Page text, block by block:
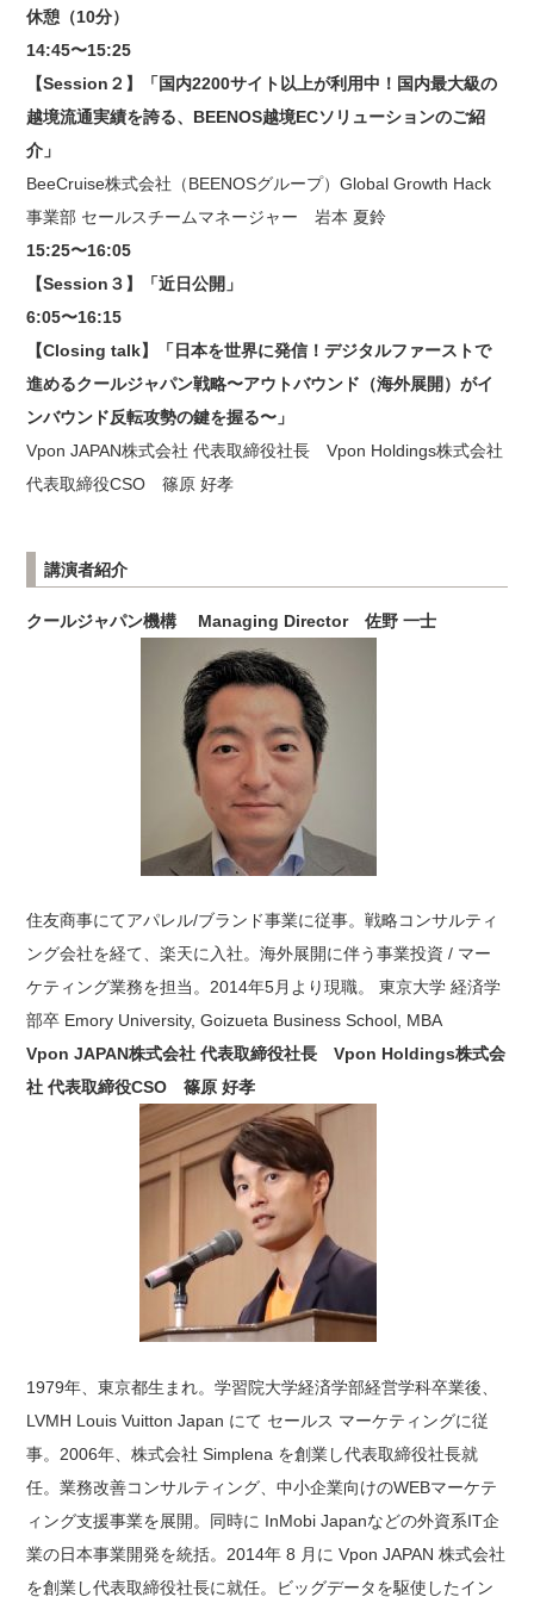
休憩（10分）
14:45〜15:25
【Session２】「国内2200サイト以上が利用中！国内最大級の
越境流通実績を誇る、BEENOS越境ECソリューションのご紹
介」
BeeCruise株式会社（BEENOSグループ）Global Growth Hack
事業部 セールスチームマネージャー 岩本 夏鈴
15:25〜16:05
【Session３】「近日公開」
6:05〜16:15
【Closing talk】「日本を世界に発信！デジタルファーストで
進めるクールジャパン戦略〜アウトバウンド（海外展開）がイ
ンバウンド反転攻勢の鍵を握る〜」
Vpon JAPAN株式会社 代表取締役社長 Vpon Holdings株式会社
代表取締役CSO 篠原 好孝
講演者紹介
クールジャパン機構 Managing Director 佐野 一士
住友商事にてアパレル/ブランド事業に従事。戦略コンサルティ
ング会社を経て、楽天に入社。海外展開に伴う事業投資 / マー
ケティング業務を担当。2014年5月より現職。 東京大学 経済学
部卒 Emory University, Goizueta Business School, MBA
Vpon JAPAN株式会社 代表取締役社長 Vpon Holdings株式会
社 代表取締役CSO 篠原 好孝
1979年、東京都生まれ。学習院大学経済学部経営学科卒業後、
LVMH Louis Vuitton Japan にて セールス マーケティングに従
事。2006年、株式会社 Simplena を創業し代表取締役社長就
任。業務改善コンサルティング、中小企業向けのWEBマーケテ
ィング支援事業を展開。同時に InMobi Japanなどの外資系IT企
業の日本事業開発を統括。2014年 8 月に Vpon JAPAN 株式会社
を創業し代表取締役社長に就任。ビッグデータを駆使したイン